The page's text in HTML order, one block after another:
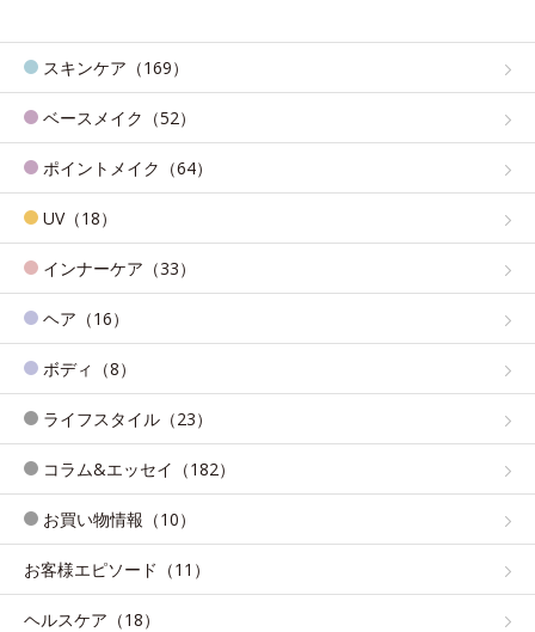
スキンケア（169）
ベースメイク（52）
ポイントメイク（64）
UV（18）
インナーケア（33）
ヘア（16）
ボディ（8）
ライフスタイル（23）
コラム&エッセイ（182）
お買い物情報（10）
お客様エピソード（11）
ヘルスケア（18）